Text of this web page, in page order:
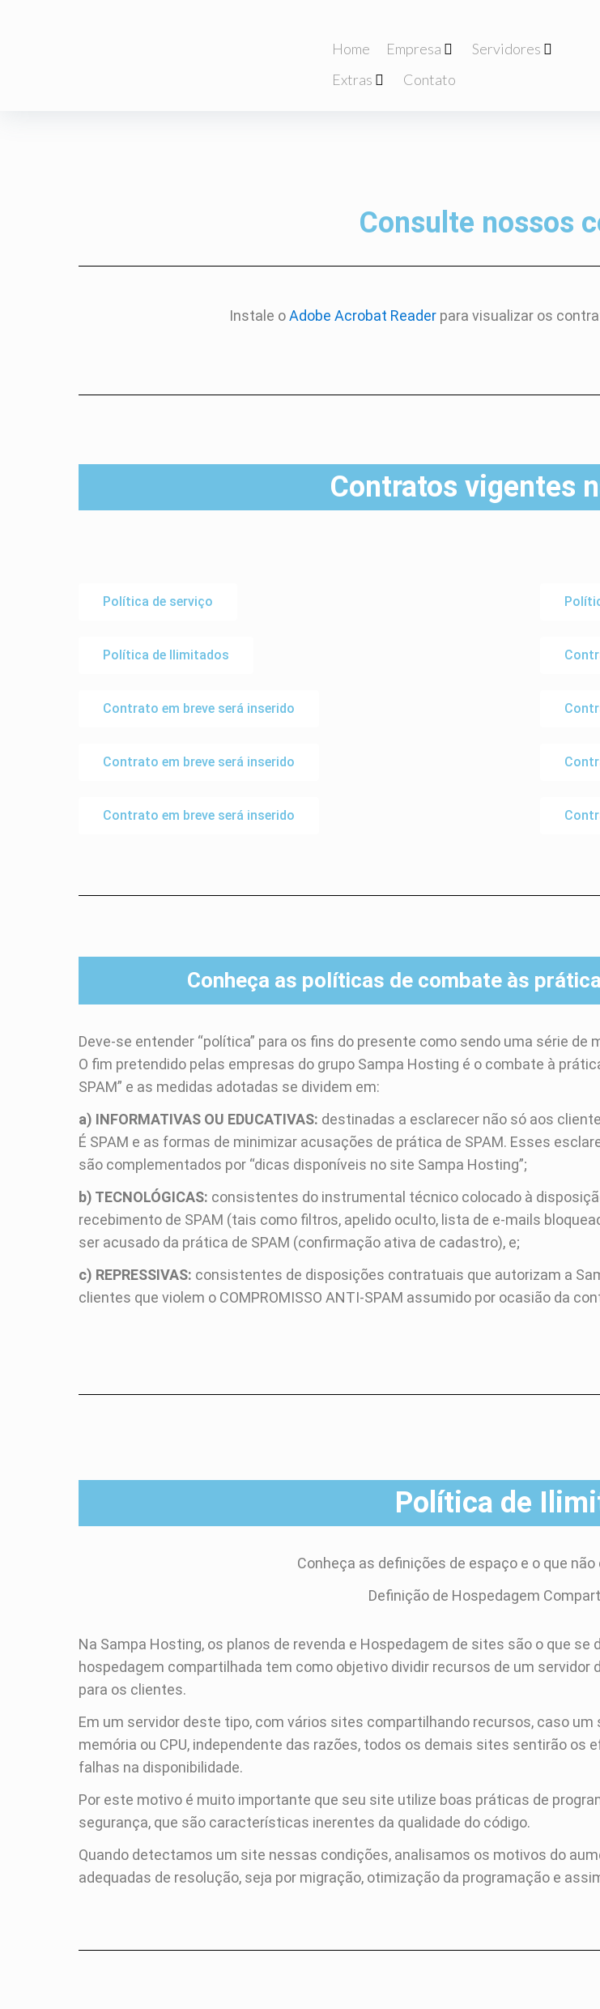
Home Empresa
Servidores
Extras
Contato
Consulte nossos
Instale oAdobe Acrobat Reader para visualizar os
Contratos vigentes
Política de serviço
Política de Ilimitados
Contrato em breve será inserido
Contrato em breve será inserido
Contrato em breve será inserido
Conheça as políticas de combate às
Deve-se entender “política” para os fins do presente como sendo uma série de
O fim pretendido pelas empresas do grupo Sampa Hosting é o combate à
SPAM” e as medidas adotadas se dividem em:
a) INFORMATIVAS OU EDUCATIVAS: destinadas a esclarecer não só aos
É SPAM e as formas de minimizar acusações de prática de SPAM. Esses
são complementados por “dicas disponíveis no site Sampa Hosting”;
b) TECNOLÓGICAS: consistentes do instrumental técnico colocado à
recebimento de SPAM (tais como filtros, apelido oculto, lista de e-mails
ser acusado da prática de SPAM (confirmação ativa de cadastro), e;
c) REPRESSIVAS: consistentes de disposições contratuais que autorizam a
clientes que violem o COMPROMISSO ANTI-SPAM assumido por ocasião da
Política de
Conheça as definições de espaço e o que
Definição de Hospedagem
Na Sampa Hosting, os planos de revenda e Hospedagem de sites são o que
hospedagem compartilhada tem como objetivo dividir recursos de um
para os clientes.
Em um servidor deste tipo, com vários sites compartilhando recursos, caso
memória ou CPU, independente das razões, todos os demais sites sentirão os
falhas na disponibilidade.
Por este motivo é muito importante que seu site utilize boas práticas de
segurança, que são características inerentes da qualidade do código.
Quando detectamos um site nessas condições, analisamos os motivos do
adequadas de resolução, seja por migração, otimização da programação e